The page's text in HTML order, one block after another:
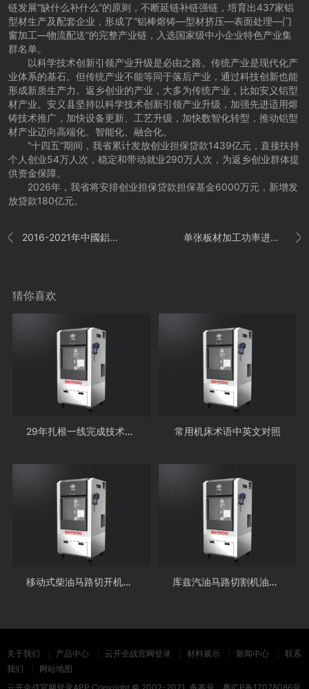
链发展“缺什么补什么”的原则，不断延链补链强链，培育出437家铝
型材生产及配套企业，形成了“铝棒熔铸—型材挤压—表面处理—门
窗加工—物流配送”的完整产业链，入选国家级中小企业特色产业集
群名单。
以科学技术创新引领产业升级是必由之路。传统产业是现代化产
业体系的基石。但传统产业不能等同于落后产业，通过科技创新也能
形成新质生产力。返乡创业的产业，大多为传统产业，比如安义铝型
材产业。安义县坚持以科学技术创新引领产业升级，加强先进适用熔
铸技术推广，加快设备更新、工艺升级，加快数智化转型，推动铝型
材产业迈向高端化、智能化、融合化。
“十四五”期间，我省累计发放创业担保贷款1439亿元，直接扶持
个人创业54万人次，稳定和带动就业290万人次，为返乡创业群体提
供资金保障。
2026年，我省将安排创业担保贷款担保基金6000万元，新增发
放贷款180亿元。
 2016-2021年中國鋁材切开機市場远景及投資發展戰略研讨報告 
单张板材加工功率进步25%！邦德激光P系列激光切开机发明新纪录
猜你喜欢
29年扎根一线完成技术成才 常用机床术语中英文对照
移动式柴油马路切开机价格多少 库兹汽油马路切割机油耗是多少
关于我们 产品中心 云开全战官网登录 材料展示 新闻中心
联系
我们
网站地图